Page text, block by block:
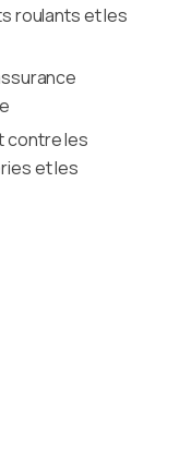
roulants et les
contre les
et les